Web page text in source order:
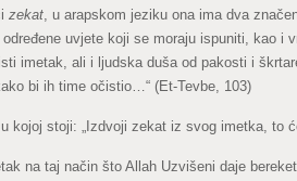
zekat, u arapskom jeziku ona ima dva
uvjete koji se moraju ispuniti, kao
imetak, ali i ljudska duša od pakosti i
bi ih time očistio…“ (Et-Tevbe, 103)
u kojoj stoji: „Izdvoji zekat iz svog imetka, to
na taj način što Allah Uzvišeni daje